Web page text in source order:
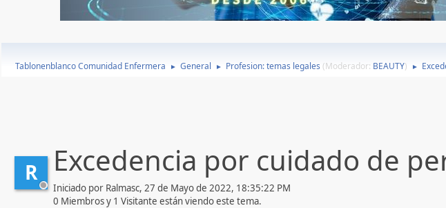
Tablonenblanco Comunidad Enfermera ► General ► Profesion: temas legales (Moderador: BEAUTY) ►
R Excedencia por cuidado de
Iniciado por Ralmasc, 27 de Mayo de 2022, 18:35:22 PM
0 Miembros y 1 Visitante están viendo este tema.